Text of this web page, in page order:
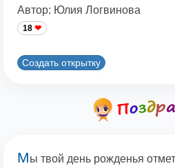
Автор: Юлия Логвинова
18
Создать открытку
Мы твой день рожденья